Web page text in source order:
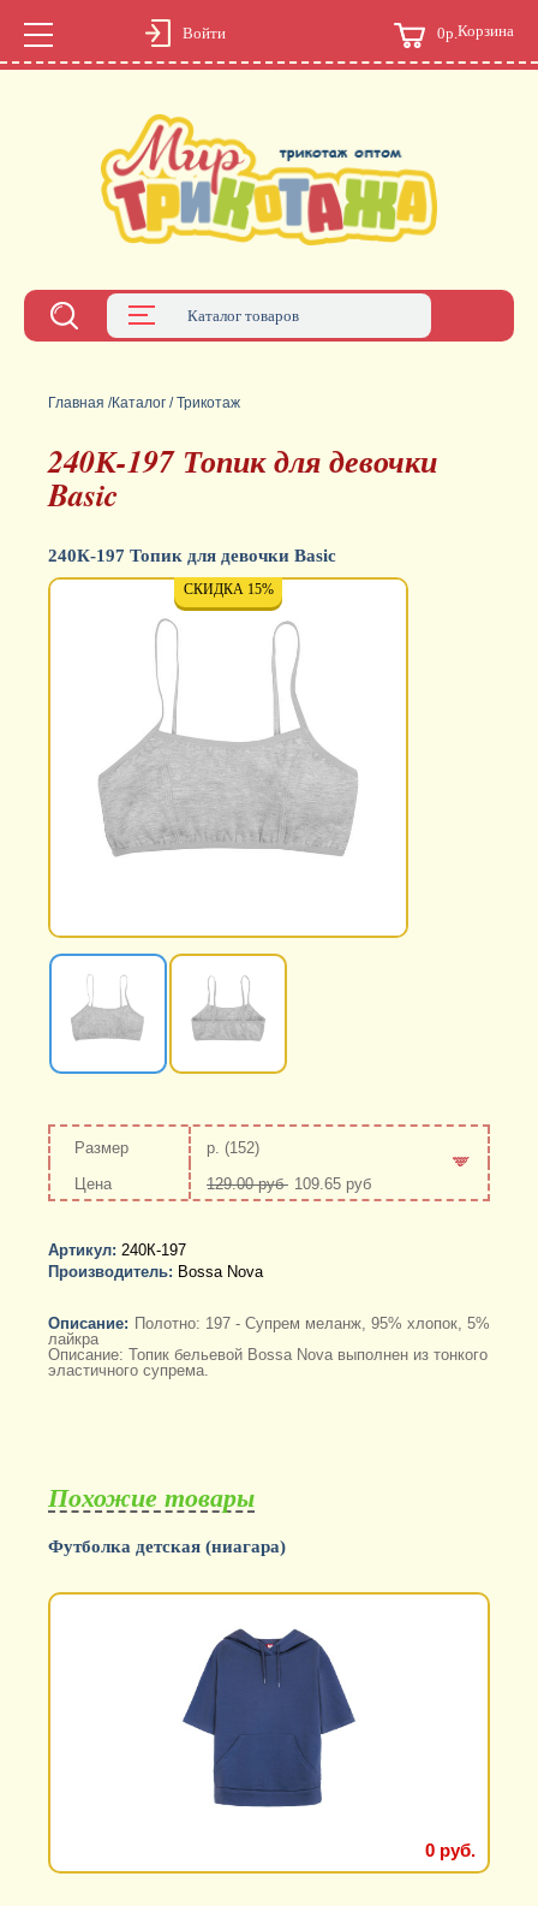
Войти Корзина
0р.
Каталог товаров
Главная /Каталог /Трикотаж
240К-197 Топик для девочки
Basic
240К-197 Топик для девочки Basic
СКИДКА 15%
р. (152)
129.00 руб 109.65 руб
Артикул: 240К-197
Производитель: Bossa Nova
Описание: Полотно: 197 - Супрем меланж, 95% хлопок, 5%
лайкра
Описание: Топик бельевой Bossa Nova выполнен из тонкого
эластичного супрема.
Похожие товары
Футболка детская (ниагара)
0 руб.